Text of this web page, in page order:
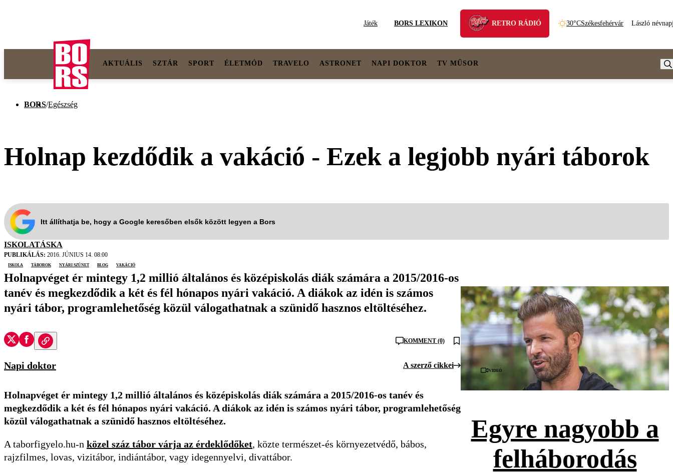
Játék BORS LEXIKON RETRO RÁDIÓ 30°CSzékesfehérvár László
AKTUÁLIS SZTÁR SPORT ÉLETMÓD TRAVELO ASTRONET NAPI DOKTOR TV MŰSOR
BORS/Egészség
Holnap kezdődik a vakáció - Ezek a legjobb nyári táborok
Itt állíthatja be, hogy a Google keresőben elsők között legyen a Bors
ISKOLATÁSKA
PUBLIKÁLÁS: 2016. JÚNIUS 14. 08:00
iskola
táborok nyári szünet blog vakáció
Holnapvéget ér mintegy 1,2 millió általános és középiskolás diák számára a 2015/2016-os
tanév és megkezdődik a két és fél hónapos nyári vakáció. A diákok az idén is számos
nyári tábor, programlehetőség közül válogathatnak a szünidő hasznos eltöltéséhez.
KOMMENT (0)
Napi doktor A szerző cikkei
Holnapvéget ér mintegy 1,2 millió általános és középiskolás diák számára a 2015/2016-os tanév és
megkezdődik a két és fél hónapos nyári vakáció. A diákok az idén is számos nyári tábor, programlehetőség
közül válogathatnak a szünidő hasznos eltöltéséhez.
A taborfigyelo.hu-n közel száz tábor várja az érdeklődőket, közte természet-és környezetvédő, bábos,
rajzfilmes, lovas, vizitábor, indiántábor, vagy idegennyelvi, divattábor.
Videó
Egyre nagyobb a
felháborodás